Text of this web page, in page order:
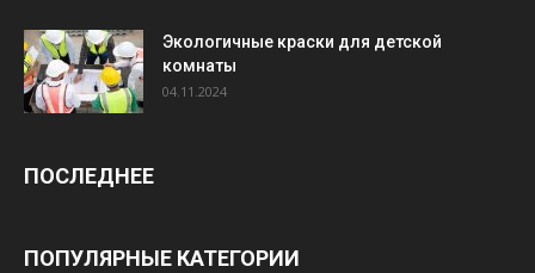
Экологичные краски для детской
комнаты
04.11.2024
ПОСЛЕДНЕЕ
ПОПУЛЯРНЫЕ КАТЕГОРИИ